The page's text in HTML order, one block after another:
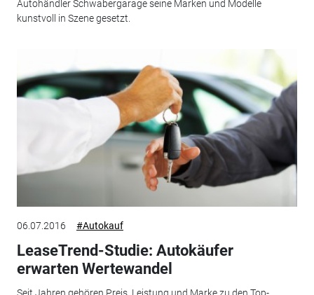
Autohändler Schwabergarage seine Marken und Modelle
kunstvoll in Szene gesetzt.
06.07.2016 #Autokauf
LeaseTrend-Studie: Autokäufer
erwarten Wertewandel